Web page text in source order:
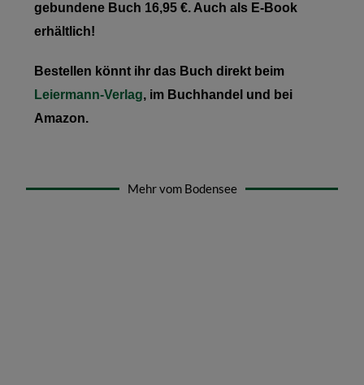
gebundene Buch 16,95 €. Auch als E-Book
erhältlich!
Bestellen könnt ihr das Buch direkt beim
Leiermann-Verlag, im Buchhandel und bei
Amazon.
Mehr vom Bodensee